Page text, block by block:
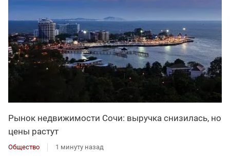
Рынок недвижимости Сочи: выручка снизилась, но
цены растут
Общество 1 минуту назад